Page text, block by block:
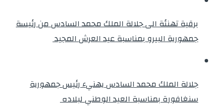
برقية تهنئة الى جلالة الملك محمد السادس من رئيسة
جمهورية البيرو بمناسبة عيد العرش المجيد
جلالة الملك محمد السادس يهنيء رئيس جمهورية
سنغافورة بمناسبة العيد الوطني لبلاده